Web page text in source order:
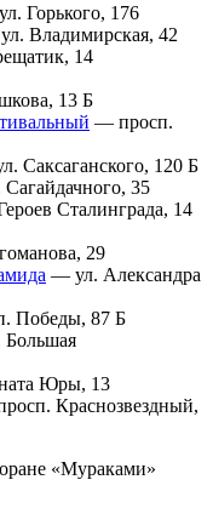
Горького, 176
Владимирская, 42
14
13 Б
— просп.
Саксаганского, 120 Б
35
Сталинграда, 14
29
— ул. Александра
Победы, 87 Б
Юры, 13
Краснозвездный,
«Мураками»